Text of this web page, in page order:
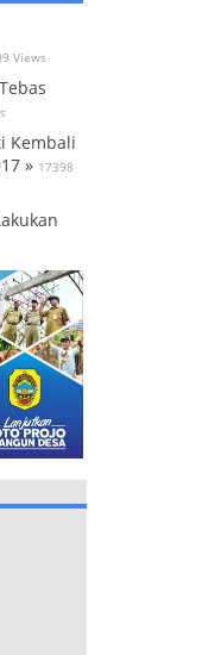
Views
Kembali
» 17398